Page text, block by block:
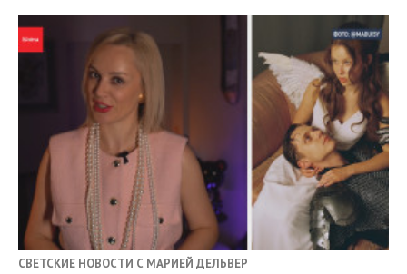
СВЕТСКИЕ НОВОСТИ С МАРИЕЙ ДЕЛЬВЕР